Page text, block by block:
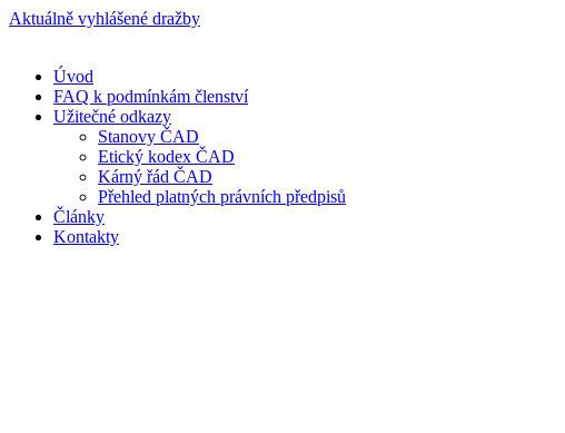
Přejít
Aktuálně vyhlášené dražby
Úvod
FAQ k podmínkám členství
Užitečné odkazy
Stanovy ČAD
Etický kodex ČAD
Kárný řád ČAD
Přehled platných právních předpisů
Články
Kontakty